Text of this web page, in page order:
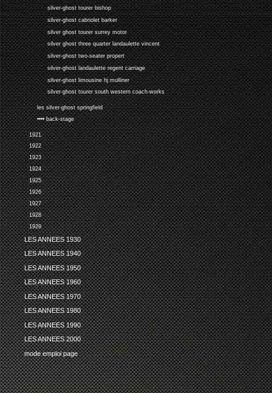
silver-ghost tourer bishop
silver-ghost cabriolet barker
silver ghost tourer surrey motor
silver ghost three quarter landaulette vincent
silver-ghost two-seater propert
silver-ghost landaulette regent carriage
silver-ghost limousine hj mulliner
silver-ghost tourer south western coach-works
les silver-ghost springfield
•••• back-stage
1921
1922
1923
1924
1925
1926
1927
1928
1929
LES ANNEES 1930
LES ANNEES 1940
LES ANNEES 1950
LES ANNEES 1960
LES ANNEES 1970
LES ANNEES 1980
LES ANNEES 1990
LES ANNEES 2000
mode emploi page